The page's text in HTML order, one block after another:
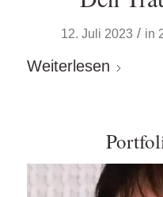
12. Juli 2023 / in
Weiterlesen